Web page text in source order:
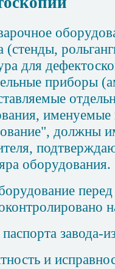
(стенды,
для
приборы
должны
оборудования.
завода-
и